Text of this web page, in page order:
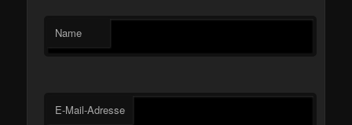
Name
E-Mail-Adresse